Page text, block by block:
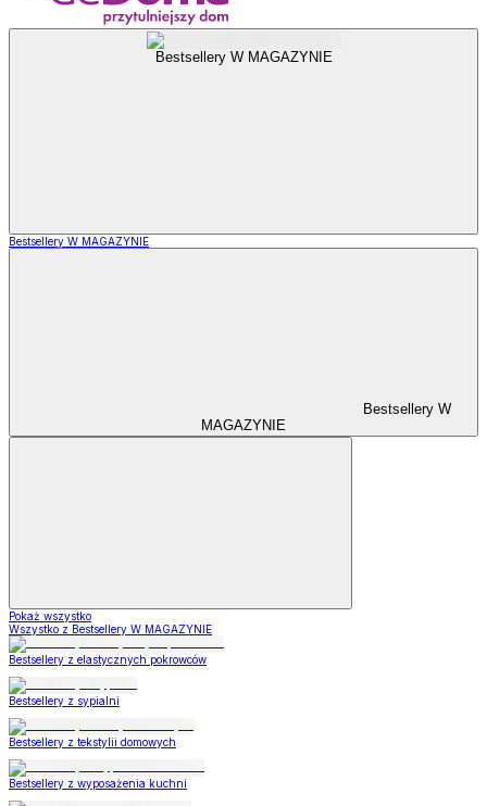
Bestsellery W MAGAZYNIE
Bestsellery W MAGAZYNIE
Bestsellery W
MAGAZYNIE
Pokaż wszystko
Wszystko z Bestsellery W MAGAZYNIE
Bestsellery z elastycznych pokrowców
Bestsellery z sypialni
Bestsellery z tekstylii domowych
Bestsellery z wyposażenia kuchni